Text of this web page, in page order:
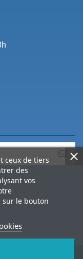
ceux de tiers
des
vos
sur le bouton